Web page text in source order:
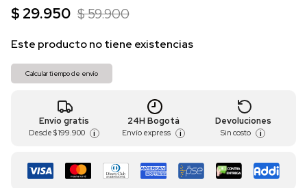
$ 29.950 $ 59.900
Este producto no tiene existencias
Calcular tiempo de envío
Envío gratis
Desde $ 199.900 i
24H Bogotá
Envío express i
Devoluciones
Sin costo i